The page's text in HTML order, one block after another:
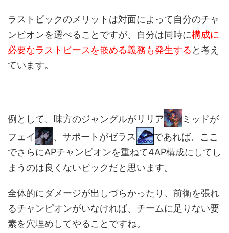
ラストピックのメリットは対面によって自分のチャ
ンピオンを選べることですが、自分は同時に構成に
必要なラストピースを嵌める義務も発生する と考え
ています。
例として、味方のジャングルがリリア
ミッドが
フェイ
、サポートがゼラス
であれば、ここ
でさらにAPチャンピオンを重ねて4AP構成にしてし
まうのは良くないピックだと思います。
全体的にダメージが出しづらかったり、前衛を張れ
るチャンピオンがいなければ、チームに足りない要
素を穴埋めしてやることですね。